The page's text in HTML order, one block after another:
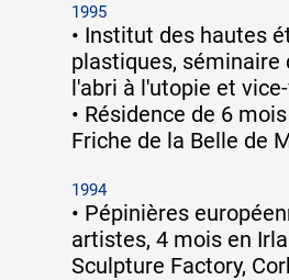
1995
• Institut des hautes
plastiques, séminaire
l'abri à l'utopie et
• Résidence de 6
Friche de la Belle de
1994
• Pépinières
artistes, 4 mois en
Sculpture Factory,